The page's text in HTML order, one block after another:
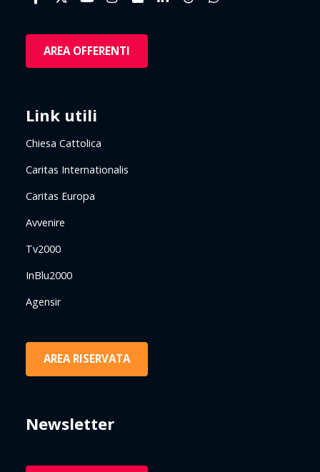
AREA OFFERENTI
Link utili
Chiesa Cattolica
Caritas Internationalis
Caritas Europa
Avvenire
Tv2000
InBlu2000
Agensir
AREA RISERVATA
Newsletter